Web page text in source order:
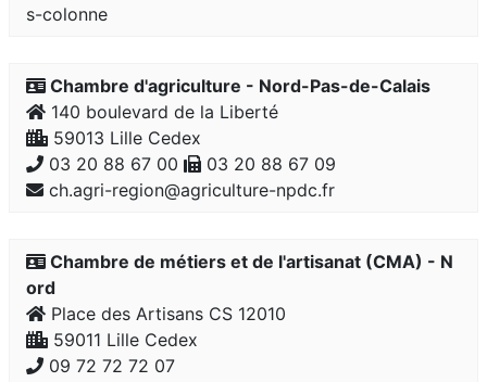
s-colonne
Chambre d'agriculture - Nord-Pas-de-Calais
140 boulevard de la Liberté
59013 Lille Cedex
03 20 88 67 00
03 20 88 67 09
ch.agri-region@agriculture-npdc.fr
Chambre de métiers et de l'artisanat (CMA) - N
ord
Place des Artisans CS 12010
59011 Lille Cedex
09 72 72 72 07